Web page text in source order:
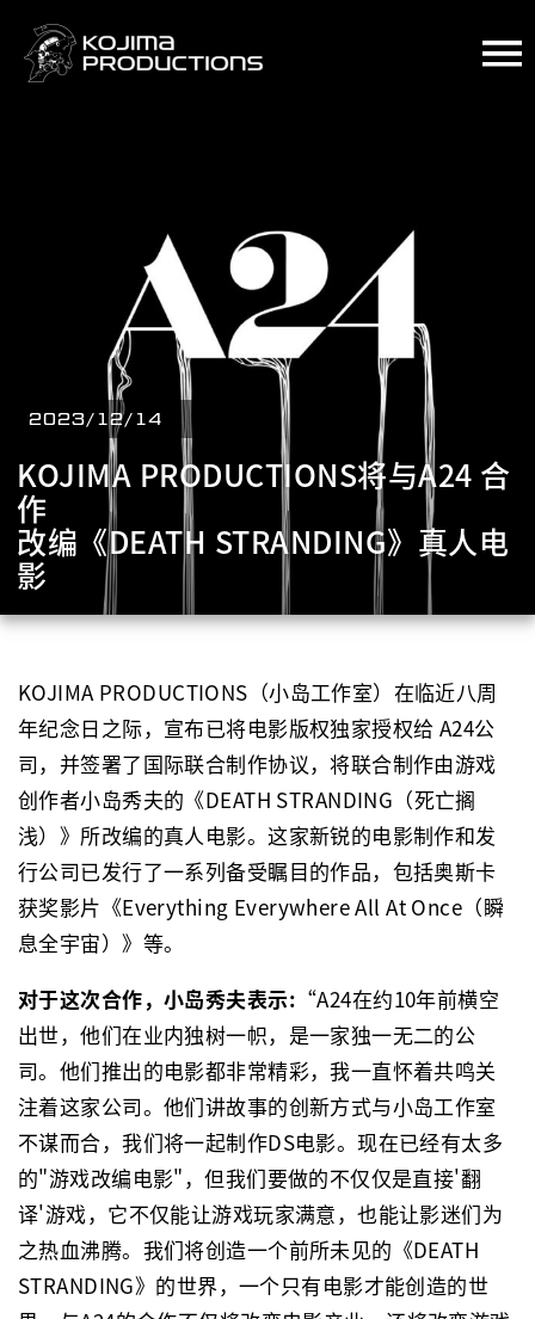
2023/12/14
KOJIMA PRODUCTIONS将与A24 合
作
改编《DEATH STRANDING》真人电
影
KOJIMA PRODUCTIONS（小岛工作室）在临近八周
年纪念日之际，宣布已将电影版权独家授权给 A24公
司，并签署了国际联合制作协议，将联合制作由游戏
创作者小岛秀夫的《DEATH STRANDING（死亡搁
浅）》所改编的真人电影。这家新锐的电影制作和发
行公司已发行了一系列备受瞩目的作品，包括奥斯卡
获奖影片《Everything Everywhere All At Once（瞬
息全宇宙）》等。
对于这次合作，小岛秀夫表示: “A24在约10年前横空
出世，他们在业内独树一帜，是一家独一无二的公
司。他们推出的电影都非常精彩，我一直怀着共鸣关
注着这家公司。他们讲故事的创新方式与小岛工作室
不谋而合，我们将一起制作DS电影。现在已经有太多
的"游戏改编电影"，但我们要做的不仅仅是直接'翻
译'游戏，它不仅能让游戏玩家满意，也能让影迷们为
之热血沸腾。我们将创造一个前所未见的《DEATH
STRANDING》的世界，一个只有电影才能创造的世